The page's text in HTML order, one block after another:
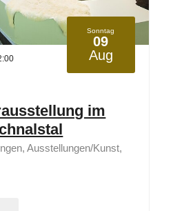
Sonntag
09
Aug
im
Ausstellungen/Kunst,